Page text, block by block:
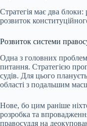
Стратегія має два
розвиток
Розвиток системи
Одна з головних
питання. Стратегією
судів. Для цього
області з подальшим
Нове, бо цим раніше
розробка та
правосуддя на